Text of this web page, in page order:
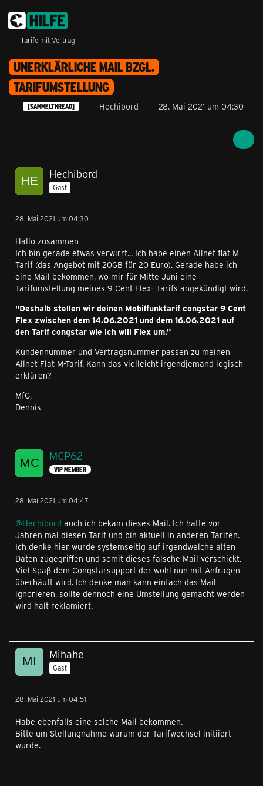
Tarife mit Vertrag
UNERKLÄRLICHE MAIL BZGL.
TARIFUMSTELLUNG
[SAMMELTHREAD] Hechibord 28. Mai 2021 um 04:30
Hechibord
Gast
28. Mai 2021 um 04:30
Hallo zusammen
Ich bin gerade etwas verwirrt... Ich habe einen Allnet flat M
Tarif (das Angebot mit 20GB für 20 Euro). Gerade habe ich
eine Mail bekommen, wo mir für Mitte Juni eine
Tarifumstellung meines 9 Cent Flex- Tarifs angekündigt wird.
"Deshalb stellen wir deinen Mobilfunktarif congstar 9 Cent
Flex zwischen dem 14.06.2021 und dem 16.06.2021 auf
den Tarif congstar wie ich will Flex um."
Kundennummer und Vertragsnummer passen zu meinen
Allnet Flat M-Tarif. Kann das vielleicht irgendjemand logisch
erklären?
MfG,
Dennis
MCP62
VIP MEMBER
28. Mai 2021 um 04:47
@Hechibord auch ich bekam dieses Mail. Ich hatte vor
Jahren mal diesen Tarif und bin aktuell in anderen Tarifen.
Ich denke hier wurde systemseitig auf irgendwelche alten
Daten zugegriffen und somit dieses falsche Mail verschickt.
Viel Spaß dem Congstarsupport der wohl nun mit Anfragen
überhäuft wird. Ich denke man kann einfach das Mail
ignorieren, sollte dennoch eine Umstellung gemacht werden
wird halt reklamiert.
Mihahe
Gast
28. Mai 2021 um 04:51
Habe ebenfalls eine solche Mail bekommen.
Bitte um Stellungnahme warum der Tarifwechsel initiiert
wurde.